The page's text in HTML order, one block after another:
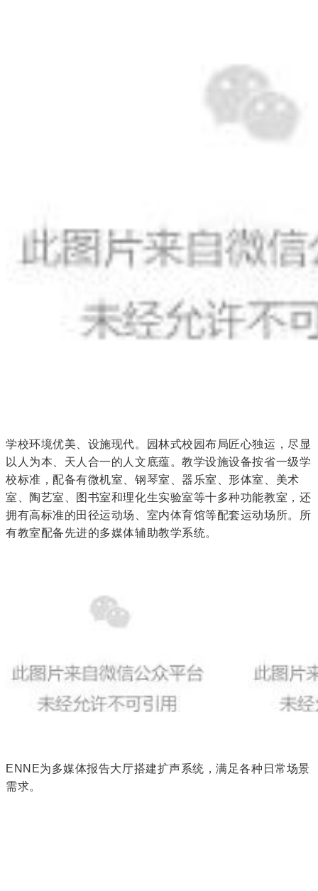
学校环境优美、设施现代。园林式校园布局匠心独运，尽显
以人为本、天人合一的人文底蕴。教学设施设备按省一级学
校标准，配备有微机室、钢琴室、器乐室、形体室、美术
室、陶艺室、图书室和理化生实验室等十多种功能教室，还
拥有高标准的田径运动场、室内体育馆等配套运动场所。所
有教室配备先进的多媒体辅助教学系统。
ENNE为多媒体报告大厅搭建扩声系统，满足各种日常场景
需求。